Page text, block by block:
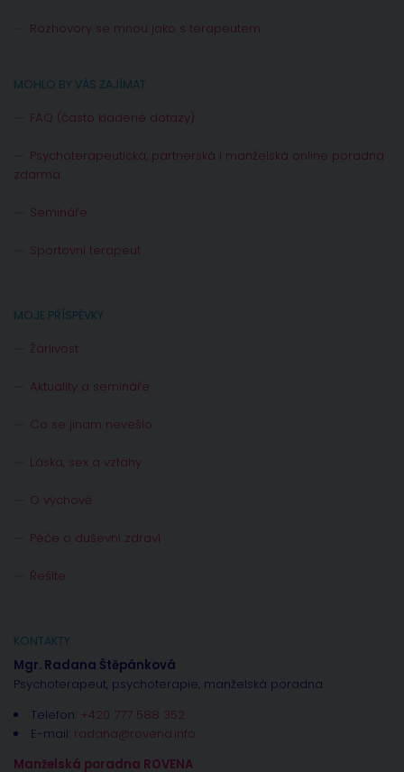
Rozhovory se mnou jako s terapeutem
MOHLO BY VÁS ZAJÍMAT
FAQ (často kladené dotazy)
Psychoterapeutická, partnerská i manželská online poradna
zdarma
Semináře
Sportovní terapeut
MOJE PŘÍSPĚVKY
Žárlivost
Aktuality a semináře
Co se jinam nevešlo
Láska, sex a vztahy
O výchově
Péče o duševní zdraví
Řešíte
KONTAKTY
Mgr. Radana Štěpánková
Psychoterapeut, psychoterapie, manželská poradna
Telefon: +420 777 588 352
E-mail: radana@rovena.info
Manželská poradna ROVENA